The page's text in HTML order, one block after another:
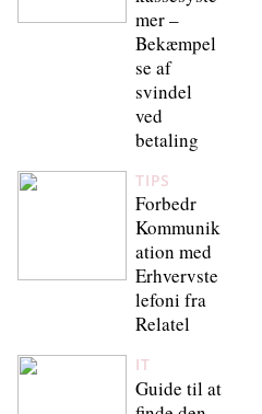
mer –
Bekæmpel
se af
svindel
ved
betaling
TIPS
Forbedr
Kommunik
ation med
Erhvervste
lefoni fra
Relatel
IT
Guide til at